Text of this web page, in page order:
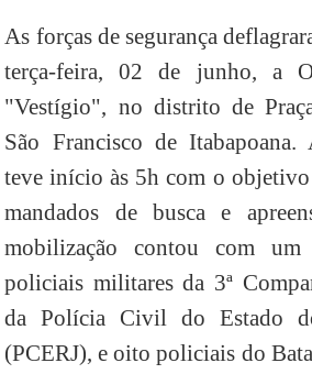
As forças de segurança
terça-feira, 02 de junho, a
"Vestígio", no distrito de
São Francisco de Itabapoana.
teve início às 5h com o
mandados de busca e
mobilização contou com
policiais militares da 3ª
da Polícia Civil do Estado
(PCERJ), e oito policiais do